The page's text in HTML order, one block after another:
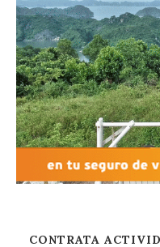
CONTRATA